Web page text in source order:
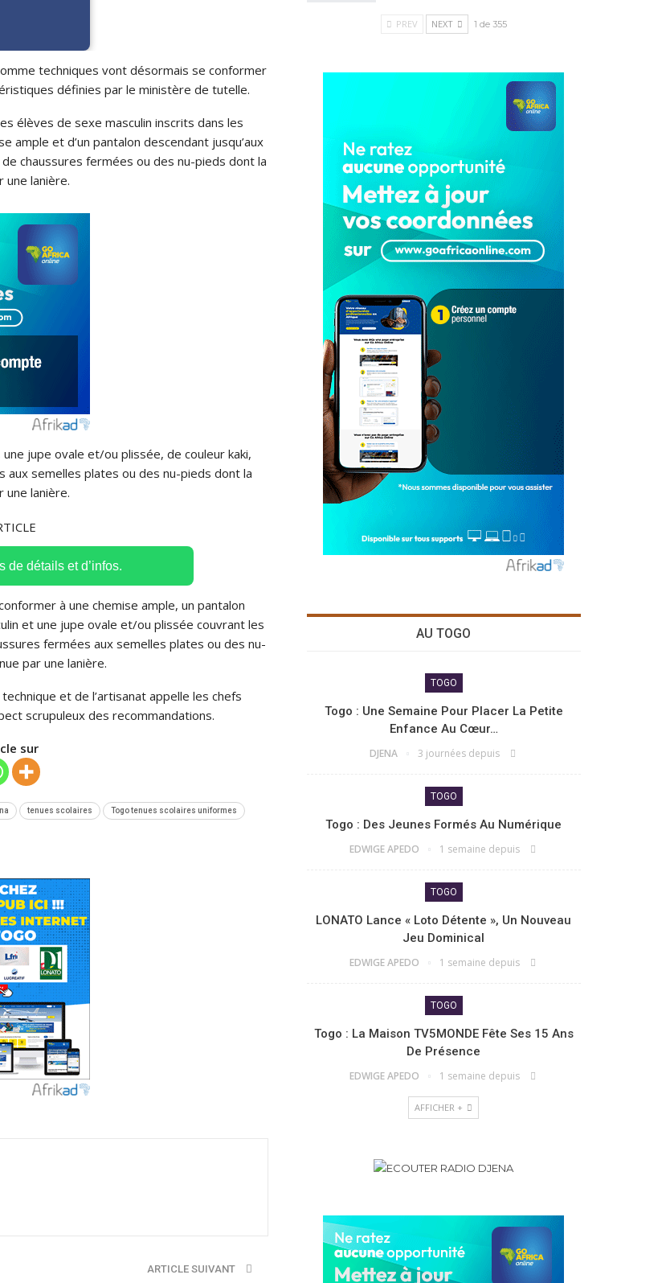
techniques vont désormais se conformer
définies par le ministère de tutelle.
élèves de sexe masculin inscrits dans les
ample et d’un pantalon descendant jusqu’aux
chaussures fermées ou des nu-pieds dont la
lanière.
jupe ovale et/ou plissée, de couleur kaki,
semelles plates ou des nu-pieds dont la
lanière.
de détails et d’infos.
à une chemise ample, un pantalon
et une jupe ovale et/ou plissée couvrant les
fermées aux semelles plates ou des nu-
par une lanière.
et de l’artisanat appelle les chefs
scrupuleux des recommandations.
sur
tenues scolaires Togo tenues scolaires uniformes
ARTICLE SUIVANT
PREV NEXT 1 de 355
AU TOGO
TOGO
Togo : Une Semaine Pour Placer La Petite
Enfance Au Cœur…
DJENA 3 journées depuis
TOGO
Togo : Des Jeunes Formés Au Numérique
EDWIGE APEDO 1 semaine depuis
TOGO
LONATO Lance « Loto Détente », Un Nouveau
Jeu Dominical
EDWIGE APEDO 1 semaine depuis
TOGO
Togo : La Maison TV5MONDE Fête Ses 15 Ans
De Présence
EDWIGE APEDO 1 semaine depuis
AFFICHER +